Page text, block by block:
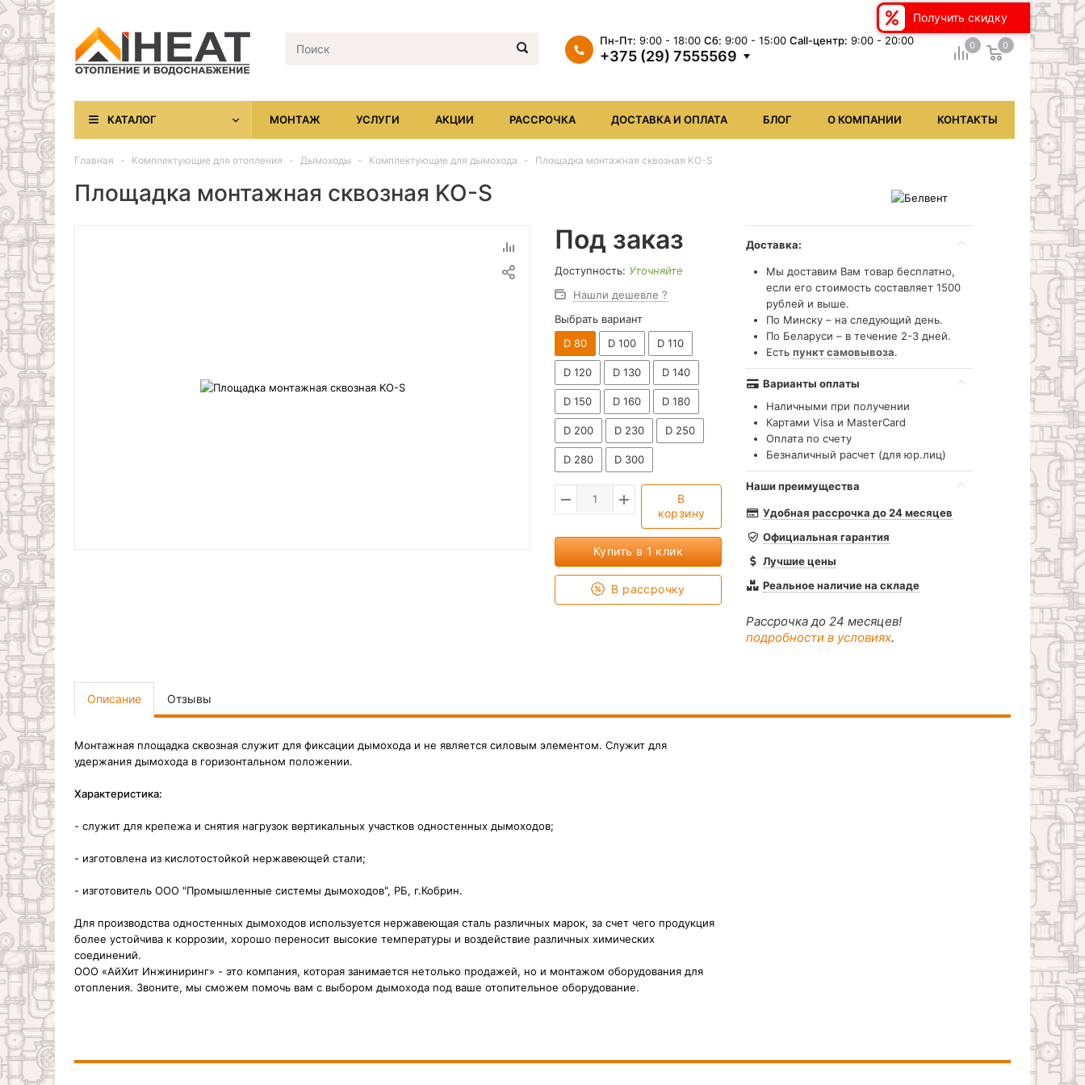
Пн-Пт: 9:00 - 18:00 Сб: 9:00 - 15:00 Сall-центр: 9:00 - 20:00
+375 (29) 7555569
+375 (17) XXX
КАТАЛОГ МОНТАЖ УСЛУГИ АКЦИИ РАССРОЧКА ДОСТАВКА И ОПЛАТА БЛОГ О КОМПАНИИ КОНТАКТЫ
0 0
Главная Комплектующие для отопления Дымоходы Комплектующие для дымохода Площадка монтажная сквозная KO-S
Площадка монтажная сквозная KO-S
Под заказ
Доступность: Уточняйте
Нашли дешевле ?
Выбрать вариант
D 80
D 100 D 110
D 120 D 130 D 140
D 150 D 160 D 180
D 200 D 230 D 250
D 280 D 300
В
корзину
Купить в 1 клик
В рассрочку
Доставка:
Мы доставим Вам товар бесплатно,
если его стоимость составляет 1500
рублей и выше.
По Минску – на следующий день.
По Беларуси – в течение 2-3 дней.
Есть пункт самовывоза.
Варианты оплаты
Наличными при получении
Картами Visa и MasterCard
Оплата по счету
Безналичный расчет (для юр.лиц)
Наши преимущества
Удобная рассрочка до 24 месяцев
Официальная гарантия
Лучшие цены
Реальное наличие на складе
Рассрочка до 24 месяцев!
подробности в условиях.
Описание Отзывы
Монтажная площадка сквозная служит для фиксации дымохода и не является силовым элементом. Служит для
удержания дымохода в горизонтальном положении.
Характеристика:
- служит для крепежа и снятия нагрузок вертикальных участков одностенных дымоходов;
- изготовлена из кислотостойкой нержавеющей стали;
- изготовитель ООО "Промышленные системы дымоходов", РБ, г.Кобрин.
Для производства одностенных дымоходов используется нержавеющая сталь различных марок, за счет чего продукция
более устойчива к коррозии, хорошо переносит высокие температуры и воздействие различных химических
соединений.
ООО «АйХит Инжиниринг» - это компания, которая занимается нетолько продажей, но и монтажом оборудования для
отопления. Звоните, мы сможем помочь вам с выбором дымохода под ваше отопительное оборудование.
Получить скидку